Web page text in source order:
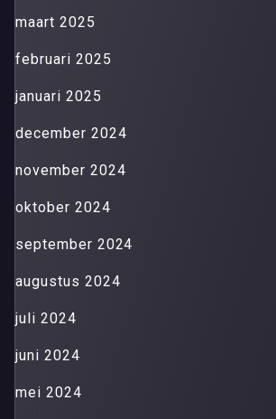
maart 2025
februari 2025
januari 2025
december 2024
november 2024
oktober 2024
september 2024
augustus 2024
juli 2024
juni 2024
mei 2024